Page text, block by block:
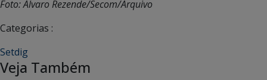
Foto: Álvaro Rezende/Secom/Arquivo
Categorias :
Setdig
Veja Também